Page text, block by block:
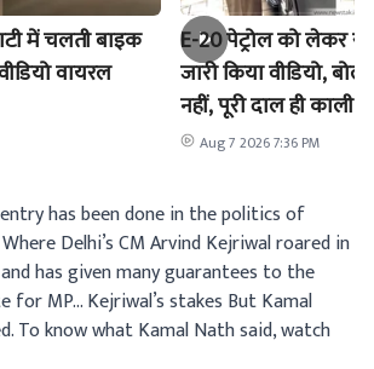
में चलती बाइक
वायरल
E-20 पेट्रोल को लेकर
जारी किया वीडियो,
नहीं, पूरी दाल ही काली है
Aug 7 2026 7:36 PM
has been done in the politics of
Delhi’s CM Arvind Kejriwal roared in
has given many guarantees to the
MP… Kejriwal’s stakes But Kamal
To know what Kamal Nath said, watch